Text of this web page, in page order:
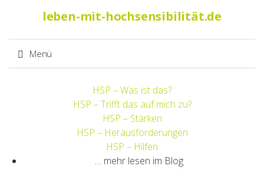
leben-mit-hochsensibilität.de
Menü
HSP – Was ist das?
HSP – Trifft das auf mich zu?
HSP – Stärken
HSP – Herausforderungen
HSP – Hilfen
… mehr lesen im Blog